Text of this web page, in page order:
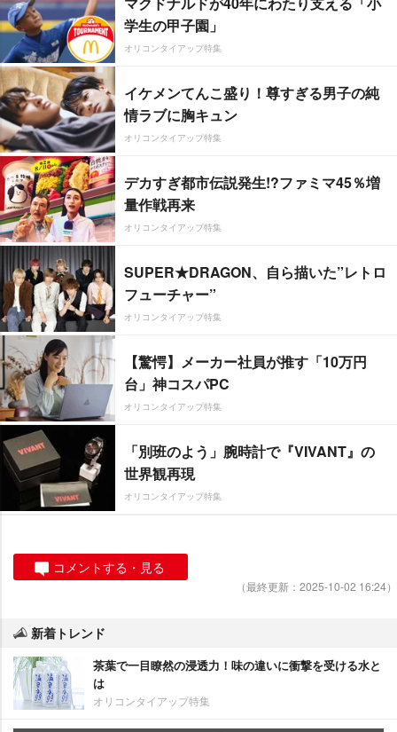
学生の甲子園」
オリコンタイアップ特集
イケメンてんこ盛り！尊すぎる男子の純
情ラブに胸キュン
オリコンタイアップ特集
デカすぎ都市伝説発生!?ファミマ45％増
量作戦再来
オリコンタイアップ特集
SUPER★DRAGON、自ら描いた”レトロ
フューチャー”
オリコンタイアップ特集
【驚愕】メーカー社員が推す「10万円
台」神コスパPC
オリコンタイアップ特集
「別班のよう」腕時計で『VIVANT』の
世界観再現
オリコンタイアップ特集
コメントする・見る
（最終更新：2025-10-02 16:24）
新着トレンド
茶葉で一目瞭然の浸透力！味の違いに衝撃を受ける水と
は
オリコンタイアップ特集